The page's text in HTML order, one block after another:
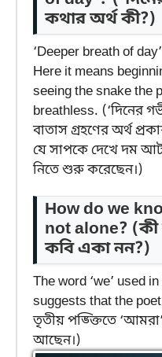
কথার অর্থ কী?)
‘Deeper breath of
Here it means
seeing the snake the
breathless. (‘দিনের
বাতাস গ্রহণের অর্থ
যে সাপকে দেখে দম
নিতে শুরু করেছেন।)
How do we
not alone?
কবি একা নন?)
The word ‘we’ used
suggests that the
তৃতীয় পঙ্ক্তিতে
আছেন।)